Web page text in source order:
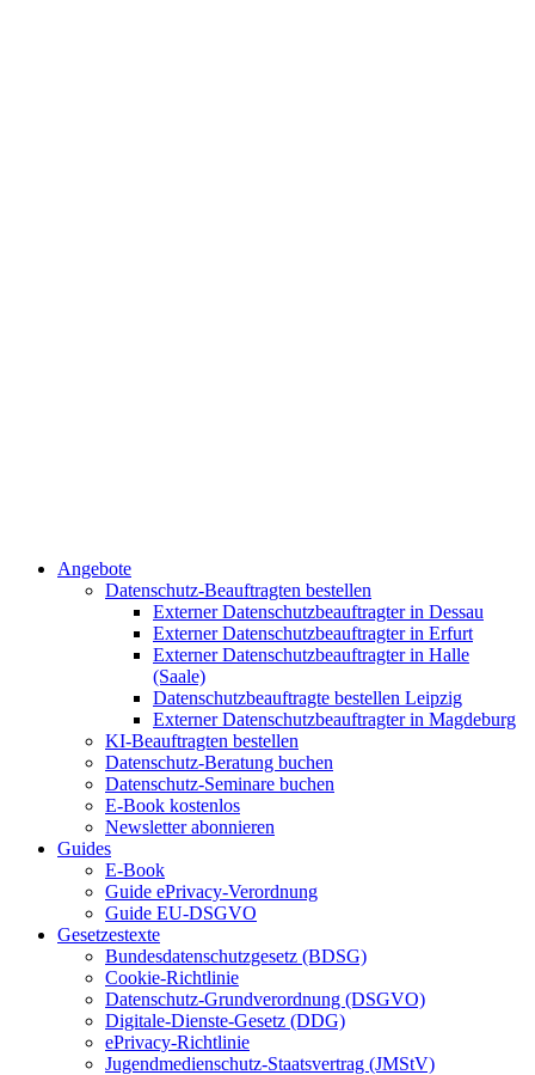
Angebote
Datenschutz-Beauftragten bestellen
Externer Datenschutzbeauftragter in Dessau
Externer Datenschutzbeauftragter in Erfurt
Externer Datenschutzbeauftragter in Halle
(Saale)
Datenschutzbeauftragte bestellen Leipzig
Externer Datenschutzbeauftragter in Magdeburg
KI-Beauftragten bestellen
Datenschutz-Beratung buchen
Datenschutz-Seminare buchen
E-Book kostenlos
Newsletter abonnieren
Guides
E-Book
Guide ePrivacy-Verordnung
Guide EU-DSGVO
Gesetzestexte
Bundesdatenschutzgesetz (BDSG)
Cookie-Richtlinie
Datenschutz-Grundverordnung (DSGVO)
Digitale-Dienste-Gesetz (DDG)
ePrivacy-Richtlinie
Jugendmedienschutz-Staatsvertrag (JMStV)